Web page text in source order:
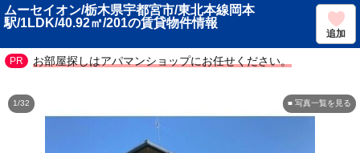
ムーセイオン/栃木県宇都宮市/東北本線岡本
駅/1LDK/40.92㎡/201の賃貸物件情報
追加
お部屋探しはアパマンショップにお任せください。
■ 写真一覧を見る
1/32